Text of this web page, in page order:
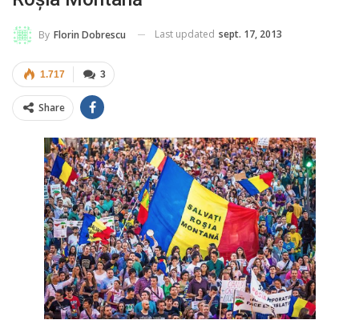
By Florin Dobrescu Last updated sept. 17, 2013
3
1.717
Share